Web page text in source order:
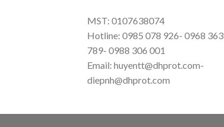
MST: 0107638074
Hotline: 0985 078 926- 0968 363
789- 0988 306 001
Email: huyentt@dhprot.com-
diepnh@dhprot.com